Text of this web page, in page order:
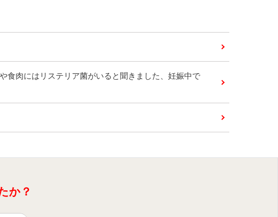
食肉にはリステリア菌がいると聞きました、妊娠中で
か？